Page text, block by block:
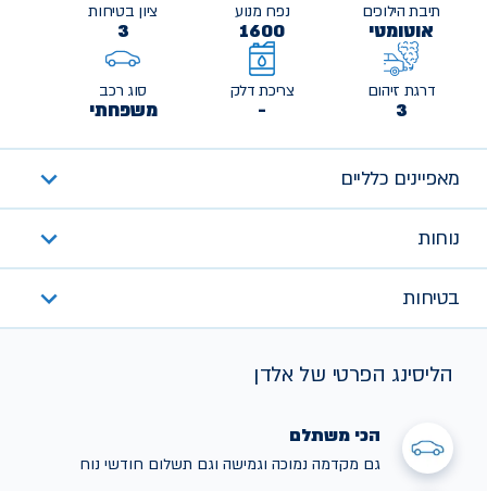
תיבת הילוכים
אוטומטי
נפח מנוע
1600
ציון בטיחות
3
דרגת זיהום
3
צריכת דלק
-
סוג רכב
משפחתי
מאפיינים כלליים
נוחות
בטיחות
הליסינג הפרטי של אלדן
הכי משתלם
גם מקדמה נמוכה וגמישה וגם תשלום חודשי נוח